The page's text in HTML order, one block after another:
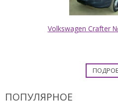
Volkswagen Crafter
ПОПУЛЯРНОЕ